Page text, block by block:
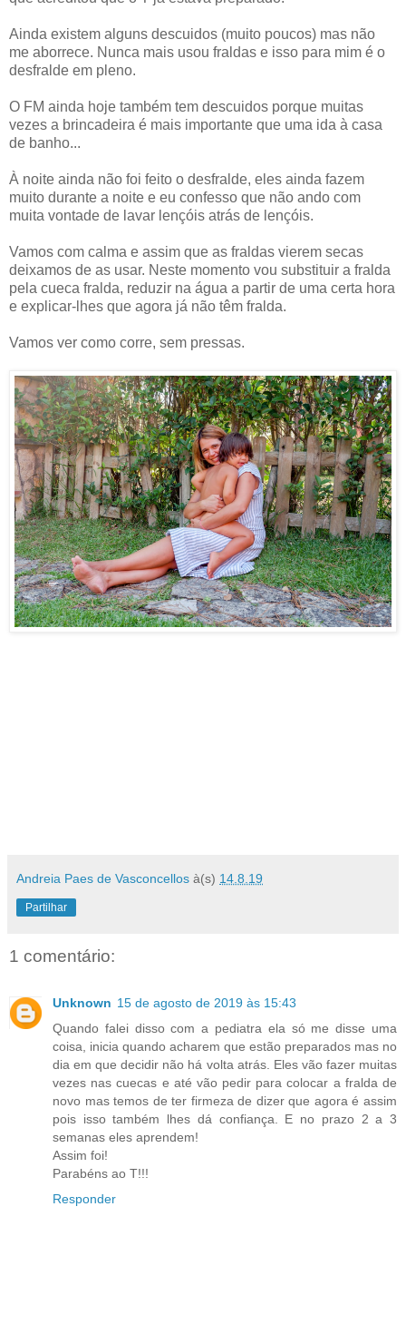
Ainda existem alguns descuidos (muito poucos) mas não
me aborrece. Nunca mais usou fraldas e isso para mim é o
desfralde em pleno.
O FM ainda hoje também tem descuidos porque muitas
vezes a brincadeira é mais importante que uma ida à casa
de banho...
À noite ainda não foi feito o desfralde, eles ainda fazem
muito durante a noite e eu confesso que não ando com
muita vontade de lavar lençóis atrás de lençóis.
Vamos com calma e assim que as fraldas vierem secas
deixamos de as usar. Neste momento vou substituir a fralda
pela cueca fralda, reduzir na água a partir de uma certa hora
e explicar-lhes que agora já não têm fralda.
Vamos ver como corre, sem pressas.
Andreia Paes de Vasconcellos à(s) 14.8.19
Partilhar
1 comentário:
Unknown 15 de agosto de 2019 às 15:43
Quando falei disso com a pediatra ela só me disse uma
coisa, inicia quando acharem que estão preparados mas no
dia em que decidir não há volta atrás. Eles vão fazer muitas
vezes nas cuecas e até vão pedir para colocar a fralda de
novo mas temos de ter firmeza de dizer que agora é assim
pois isso também lhes dá confiança. E no prazo 2 a 3
semanas eles aprendem!
Assim foi!
Parabéns ao T!!!
Responder